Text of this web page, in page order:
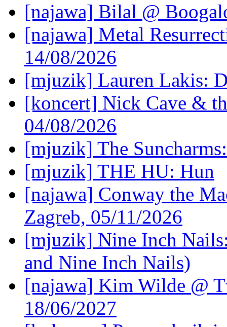
[najawa] Bilal @
[najawa] Metal
14/08/2026
[mjuzik] Lauren Lakis:
[koncert] Nick Cave &
04/08/2026
[mjuzik] The
[mjuzik] THE HU: Hun
[najawa] Conway the
Zagreb, 05/11/2026
[mjuzik] Nine Inch
and Nine Inch Nails)
[najawa] Kim Wilde @
18/06/2027